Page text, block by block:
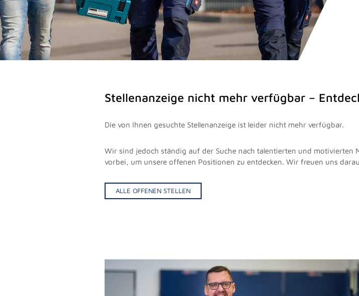
Stellenanzeige nicht mehr verfügbar –
Die von Ihnen gesuchte Stellenanzeige ist leider nicht mehr verfügbar.
Wir sind jedoch ständig auf der Suche nach talentierten und motivierten
vorbei, um unsere offenen Positionen zu entdecken. Wir freuen uns
ALLE OFFENEN STELLEN